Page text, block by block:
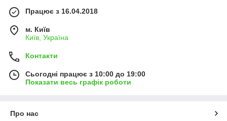
Працює з 16.04.2018
м. Київ
Київ, Україна
Контакти
Сьогодні працює з 10:00 до 19:00
Показати весь графік роботи
Про нас